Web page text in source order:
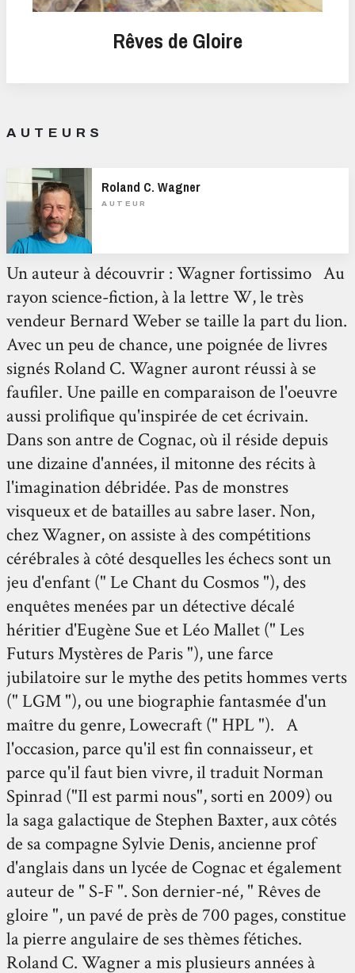
Rêves de Gloire
AUTEURS
Roland C. Wagner
AUTEUR
Un auteur à découvrir : Wagner fortissimo Au
rayon science-fiction, à la lettre W, le très
vendeur Bernard Weber se taille la part du lion.
Avec un peu de chance, une poignée de livres
signés Roland C. Wagner auront réussi à se
faufiler. Une paille en comparaison de l'oeuvre
aussi prolifique qu'inspirée de cet écrivain.
Dans son antre de Cognac, où il réside depuis
une dizaine d'années, il mitonne des récits à
l'imagination débridée. Pas de monstres
visqueux et de batailles au sabre laser. Non,
chez Wagner, on assiste à des compétitions
cérébrales à côté desquelles les échecs sont un
jeu d'enfant (" Le Chant du Cosmos "), des
enquêtes menées par un détective décalé
héritier d'Eugène Sue et Léo Mallet (" Les
Futurs Mystères de Paris "), une farce
jubilatoire sur le mythe des petits hommes verts
(" LGM "), ou une biographie fantasmée d'un
maître du genre, Lowecraft (" HPL "). A
l'occasion, parce qu'il est fin connaisseur, et
parce qu'il faut bien vivre, il traduit Norman
Spinrad ("Il est parmi nous", sorti en 2009) ou
la saga galactique de Stephen Baxter, aux côtés
de sa compagne Sylvie Denis, ancienne prof
d'anglais dans un lycée de Cognac et également
auteur de " S-F ". Son dernier-né, " Rêves de
gloire ", un pavé de près de 700 pages, constitue
la pierre angulaire de ses thèmes fétiches.
Roland C. Wagner a mis plusieurs années à